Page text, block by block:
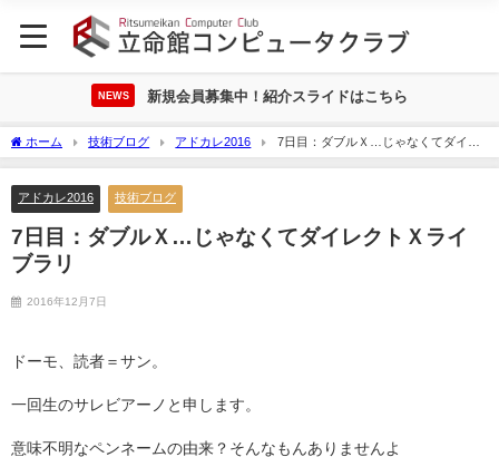
NEWS 新規会員募集中！紹介スライドはこちら
ホーム 技術ブログ アドカレ2016
7日目：ダブルＸ…じゃなくてダイレ
クトＸライブラリ
アドカレ2016 技術ブログ
7日目：ダブルＸ…じゃなくてダイレクトＸライ
ブラリ
2016年12月7日
ドーモ、読者＝サン。
一回生のサレビアーノと申します。
意味不明なペンネームの由来？そんなもんありませんよ